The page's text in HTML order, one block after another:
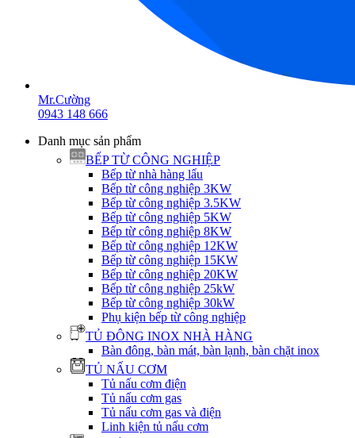
Mr.Cường
0943 148 666
Danh mục sản phẩm
BẾP TỪ CÔNG NGHIỆP
Bếp từ nhà hàng lẩu
Bếp từ công nghiệp 3KW
Bếp từ công nghiệp 3.5KW
Bếp từ công nghiệp 5KW
Bếp từ công nghiệp 8KW
Bếp từ công nghiệp 12KW
Bếp từ công nghiệp 15KW
Bếp từ công nghiệp 20KW
Bếp từ công nghiệp 25kW
Bếp từ công nghiệp 30kW
Phụ kiện bếp từ công nghiệp
TỦ ĐÔNG INOX NHÀ HÀNG
Bàn đông, bàn mát, bàn lạnh, bàn chặt inox
TỦ NẤU CƠM
Tủ nấu cơm điện
Tủ nấu cơm gas
Tủ nấu cơm gas và điện
Linh kiện tủ nấu cơm